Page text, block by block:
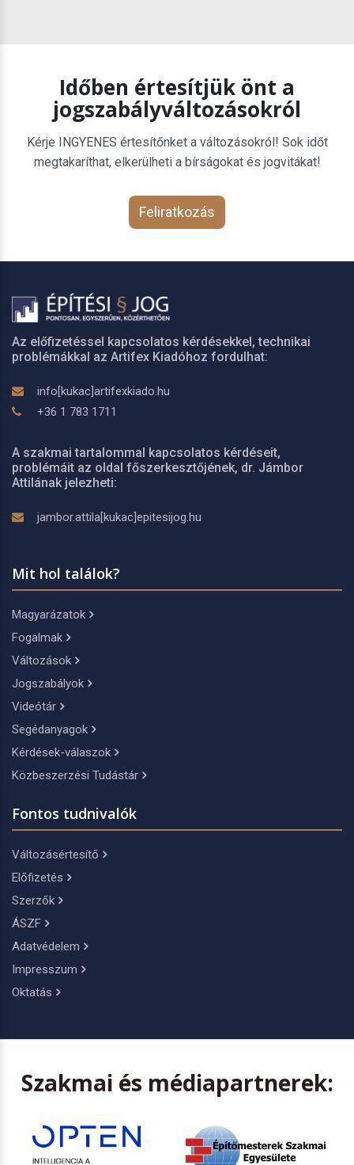
Időben értesítjük önt a
jogszabályváltozásokról
Kérje INGYENES értesítőnket a változásokról! Sok időt
megtakaríthat, elkerülheti a bírságokat és jogvitákat!
Feliratkozás
Az előfizetéssel kapcsolatos kérdésekkel, technikai
problémákkal az Artifex Kiadóhoz fordulhat:
info[kukac]artifexkiado.hu
+36 1 783 1711
A szakmai tartalommal kapcsolatos kérdéseit,
problémáit az oldal főszerkesztőjének, dr. Jámbor
Attilának jelezheti:
jambor.attila[kukac]epitesijog.hu
Mit hol találok?
Magyarázatok
Fogalmak
Változások
Jogszabályok
Videótár
Segédanyagok
Kérdések-válaszok
Közbeszerzési Tudástár
Fontos tudnivalók
Változásértesítő
Előfizetés
Szerzők
ÁSZF
Adatvédelem
Impresszum
Oktatás
Szakmai és médiapartnerek: